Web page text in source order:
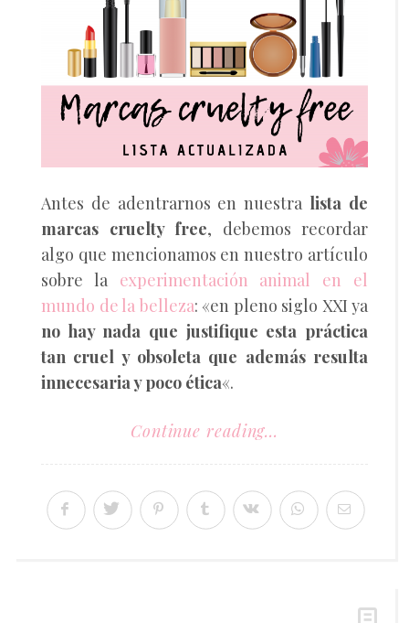
Antes de adentrarnos en nuestra lista de
marcas cruelty free, debemos recordar
algo que mencionamos en nuestro artículo
sobre la experimentación animal en el
mundo de la belleza: «en pleno siglo XXI ya
no hay nada que justifique esta práctica
tan cruel y obsoleta que además resulta
innecesaria y poco ética«.
Continue reading...